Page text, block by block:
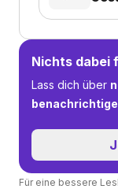
Nichts dabei
Lass dich über
Für eine bessere